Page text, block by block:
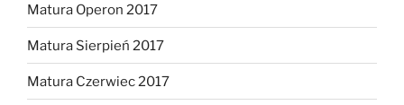
Matura Operon 2017
Matura Sierpień 2017
Matura Czerwiec 2017